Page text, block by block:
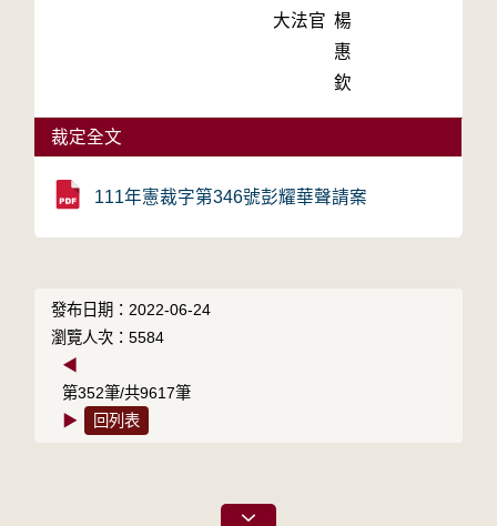
大法官 楊
惠
欽
裁定全文
111年憲裁字第346號彭耀華聲請案
發布日期：2022-06-24
瀏覽人次：5584
◀
第352筆/共9617筆
▶
回列表